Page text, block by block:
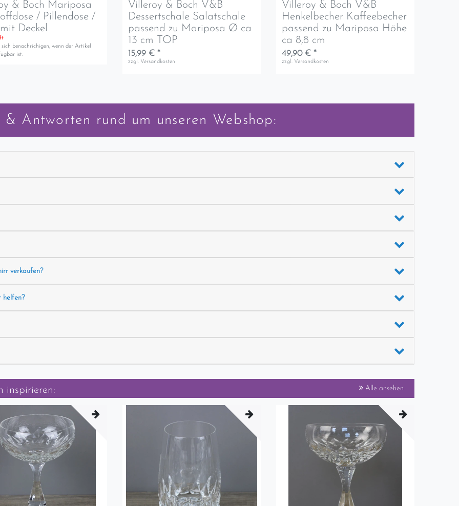
& Boch Mariposa
/ Pillendose /
Deckel
sich benachrichigen, wenn der Artikel
ist.
Villeroy & Boch V&B
Dessertschale Salatschale
passend zu Mariposa Ø ca
13 cm TOP
15,99 € *
zzgl. Versandkosten
Villeroy & Boch V&B
Henkelbecher Kaffeebecher
passend zu Mariposa Höhe
ca 8,8 cm
49,90 € *
zzgl. Versandkosten
& Antworten rund um unseren Webshop:
verkaufen?
helfen?
inspirieren: Alle ansehen